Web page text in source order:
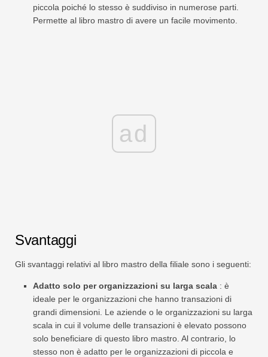
piccola poiché lo stesso è suddiviso in numerose parti.
Permette al libro mastro di avere un facile movimento.
ad
Svantaggi
Gli svantaggi relativi al libro mastro della filiale sono i seguenti:
Adatto solo per organizzazioni su larga scala : è
ideale per le organizzazioni che hanno transazioni di
grandi dimensioni. Le aziende o le organizzazioni su larga
scala in cui il volume delle transazioni è elevato possono
solo beneficiare di questo libro mastro. Al contrario, lo
stesso non è adatto per le organizzazioni di piccola e